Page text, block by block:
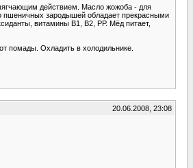
действием. Масло жожоба - для
пшеничных зародышей обладает прекрасными
витамины В1, В2, РР. Мёд питает,
помады. Охладить в холодильнике.
20.06.2008, 23:08